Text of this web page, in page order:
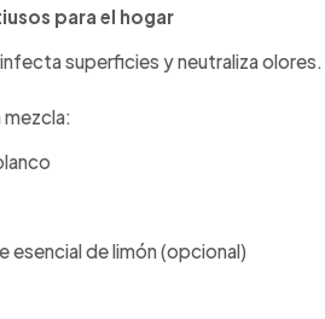
para el hogar
superficies y neutraliza olores.
mezcla:
esencial de limón (opcional)